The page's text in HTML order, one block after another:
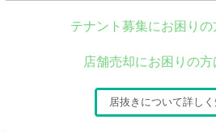
テナント募集にお困りの
店舗売却にお困りの方
居抜きについて詳しく